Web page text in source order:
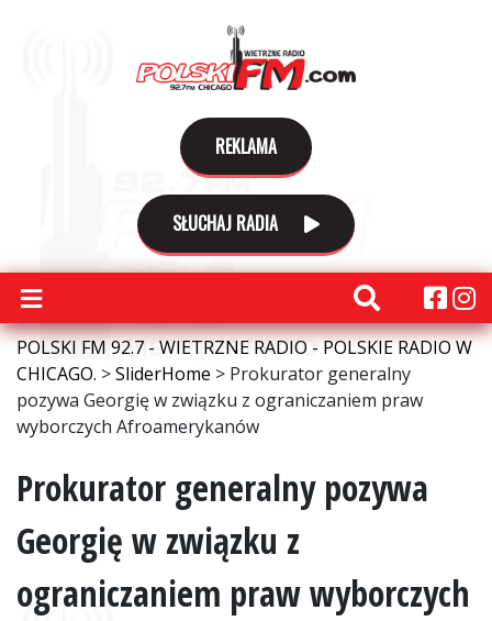
REKLAMA
SŁUCHAJ RADIA
POLSKI FM 92.7 - WIETRZNE RADIO - POLSKIE RADIO W
CHICAGO. >SliderHome > Prokurator generalny
pozywa Georgię w związku z ograniczaniem praw
wyborczych Afroamerykanów
Prokurator generalny pozywa
Georgię w związku z
ograniczaniem praw wyborczych